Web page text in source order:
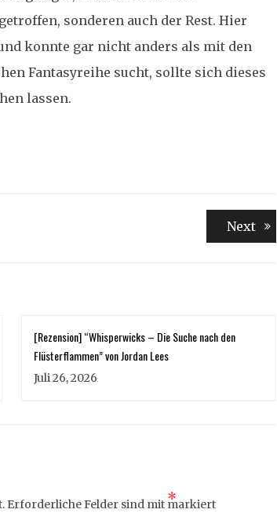
sonderen auch der Rest. Hier
konnte gar nicht anders als mit den
Fantasyreihe sucht, sollte sich dieses
lassen.
NextNext
[Rezension] “Whisperwicks – Die Suche nach den
Flüsterflammen” von Jordan Lees
Juli 26, 2026
Erforderliche Felder sind mit *
markiert